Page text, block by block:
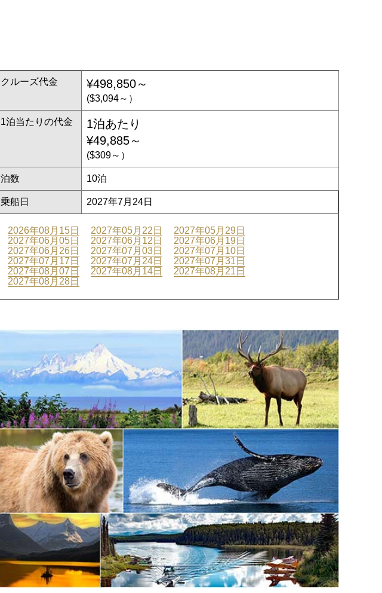
クルーズ代金 ¥498,850～
($3,094～）
1泊当たりの代金
1泊あたり
¥49,885～
($309～）
泊数 10泊
乗船日 2027年7月24日
2026年08月15日 2027年05月22日
2027年05月29日
2027年06月05日
2027年06月12日
2027年06月19日
2027年06月26日
2027年07月03日
2027年07月10日
2027年07月17日
2027年07月24日
2027年07月31日
2027年08月07日
2027年08月14日
2027年08月21日
2027年08月28日